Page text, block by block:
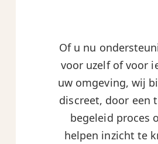
Of u nu
voor uzelf of voor
uw omgeving, wij
discreet, door een
begeleid proces
helpen inzicht te